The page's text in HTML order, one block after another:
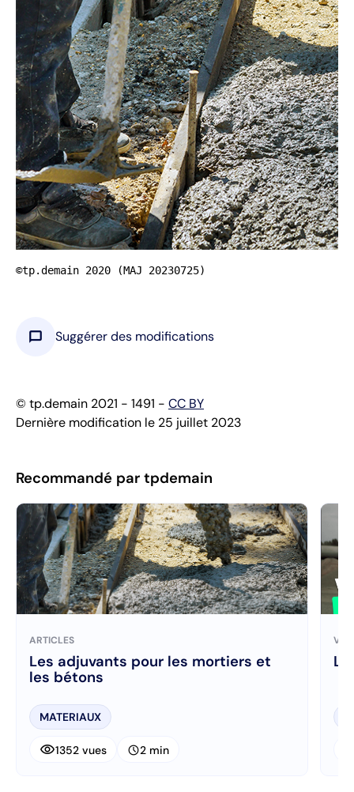
©tp.demain 2020 (MAJ 20230725)
chat_bubble Suggérer des modifications
© tp.demain 2021 - 1491 - CC BY
Dernière modification le 25 juillet 2023
Recommandé par tpdemain
ARTICLES
Les adjuvants pour les mortiers et
les bétons
MATERIAUX
visibility1352 vues schedule2 min